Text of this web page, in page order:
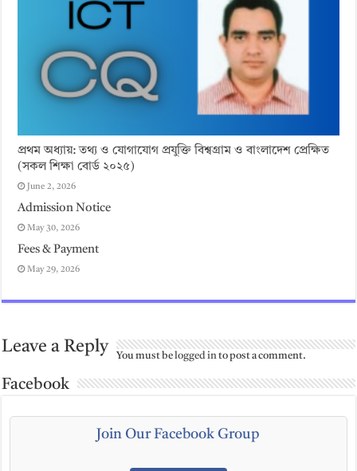
প্রথম অধ্যায়: তথ্য ও যোগাযোগ প্রযুক্তি বিশ্বগ্রাম ও বাংলাদেশ প্রেক্ষিত
(সকল শিক্ষা বোর্ড ২০২৫)
June 2, 2026
Admission Notice
May 30, 2026
Fees & Payment
May 29, 2026
Leave a Reply
You must belogged into post a comment.
Facebook
Join Our Facebook Group